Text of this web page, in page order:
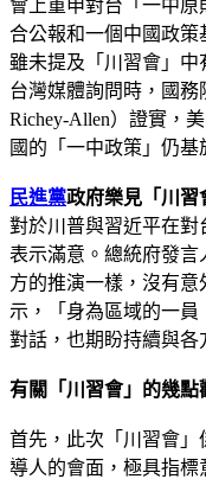
會上重申對台「一中
合公報和一個中國政
雖未提及「川習會」
台灣媒體詢問時，國務
Richey-Allen）證實，
國的「一中政策」仍
民進黨政府樂見「川習
對於川普與習近平在
表示滿意。總統府發
方的推演一樣，沒有
示，「身為區域的一
對話，也期盼持續與各
有關「川習會」的幾點
首先，此次「川習會
導人的會面，極具指